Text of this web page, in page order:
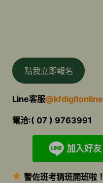
點我立即報名
Line客服@kfdigitonline
電洽:( 07 ) 9763991
警佐班考猜班開班啦！